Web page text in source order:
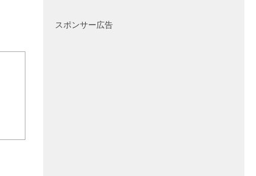
スポンサー広告